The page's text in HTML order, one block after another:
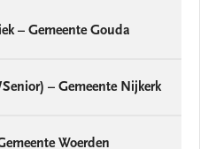
– Gemeente Gouda
– Gemeente Nijkerk
Woerden